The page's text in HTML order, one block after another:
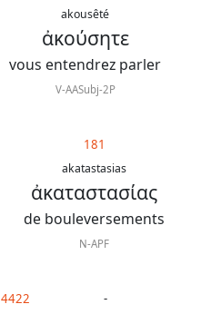
akousêté
ἀκούσητε
vous entendrez parler
V-AASubj-2P
181
akatastasias
ἀκαταστασίας
de bouleversements
N-APF
4422 -